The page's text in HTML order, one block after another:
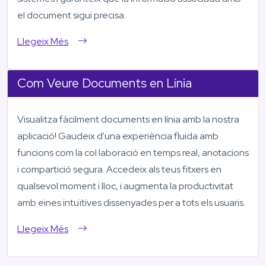
el document sigui precisa.
Llegeix Més
Com Veure Documents en Línia
Visualitza fàcilment documents en línia amb la nostra
aplicació! Gaudeix d'una experiència fluida amb
funcions com la col·laboració en temps real, anotacions
i compartició segura. Accedeix als teus fitxers en
qualsevol moment i lloc, i augmenta la productivitat
amb eines intuïtives dissenyades per a tots els usuaris.
Llegeix Més